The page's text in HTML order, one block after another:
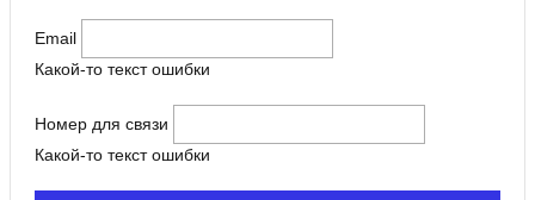
Email
Какой-то текст ошибки
Номер для связи
Какой-то текст ошибки